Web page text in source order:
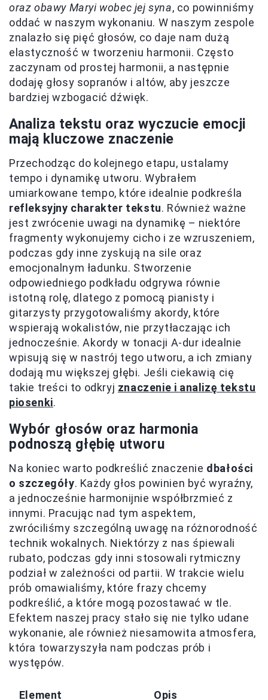
oraz obawy Maryi wobec jej syna, co powinniśmy
oddać w naszym wykonaniu. W naszym zespole
znalazło się pięć głosów, co daje nam dużą
elastyczność w tworzeniu harmonii. Często
zaczynam od prostej harmonii, a następnie
dodaję głosy sopranów i altów, aby jeszcze
bardziej wzbogacić dźwięk.
Analiza tekstu oraz wyczucie emocji
mają kluczowe znaczenie
Przechodząc do kolejnego etapu, ustalamy
tempo i dynamikę utworu. Wybrałem
umiarkowane tempo, które idealnie podkreśla
refleksyjny charakter tekstu. Również ważne
jest zwrócenie uwagi na dynamikę – niektóre
fragmenty wykonujemy cicho i ze wzruszeniem,
podczas gdy inne zyskują na sile oraz
emocjonalnym ładunku. Stworzenie
odpowiedniego podkładu odgrywa równie
istotną rolę, dlatego z pomocą pianisty i
gitarzysty przygotowaliśmy akordy, które
wspierają wokalistów, nie przytłaczając ich
jednocześnie. Akordy w tonacji A-dur idealnie
wpisują się w nastrój tego utworu, a ich zmiany
dodają mu większej głębi. Jeśli ciekawią cię
takie treści to odkryj znaczenie i analizę tekstu
piosenki.
Wybór głosów oraz harmonia
podnoszą głębię utworu
Na koniec warto podkreślić znaczenie dbałości
o szczegóły. Każdy głos powinien być wyraźny,
a jednocześnie harmonijnie współbrzmieć z
innymi. Pracując nad tym aspektem,
zwróciliśmy szczególną uwagę na różnorodność
technik wokalnych. Niektórzy z nas śpiewali
rubato, podczas gdy inni stosowali rytmiczny
podział w zależności od partii. W trakcie wielu
prób omawialiśmy, które frazy chcemy
podkreślić, a które mogą pozostawać w tle.
Efektem naszej pracy stało się nie tylko udane
wykonanie, ale również niesamowita atmosfera,
która towarzyszyła nam podczas prób i
występów.
Element Opis